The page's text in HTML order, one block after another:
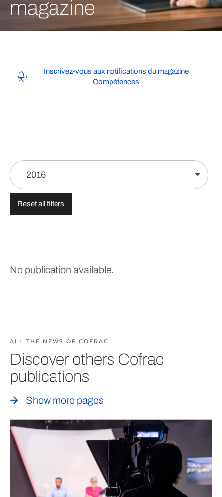
magazine
Inscrivez-vous aux notifications du magazine
Compétences
2016
Reset all filters
No publication available.
ALL THE NEWS OF COFRAC
Discover others Cofrac
publications
Show more pages